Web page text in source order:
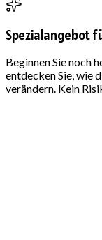
Spezialangebot
Beginnen Sie noch
entdecken Sie, wie
verändern. Kein